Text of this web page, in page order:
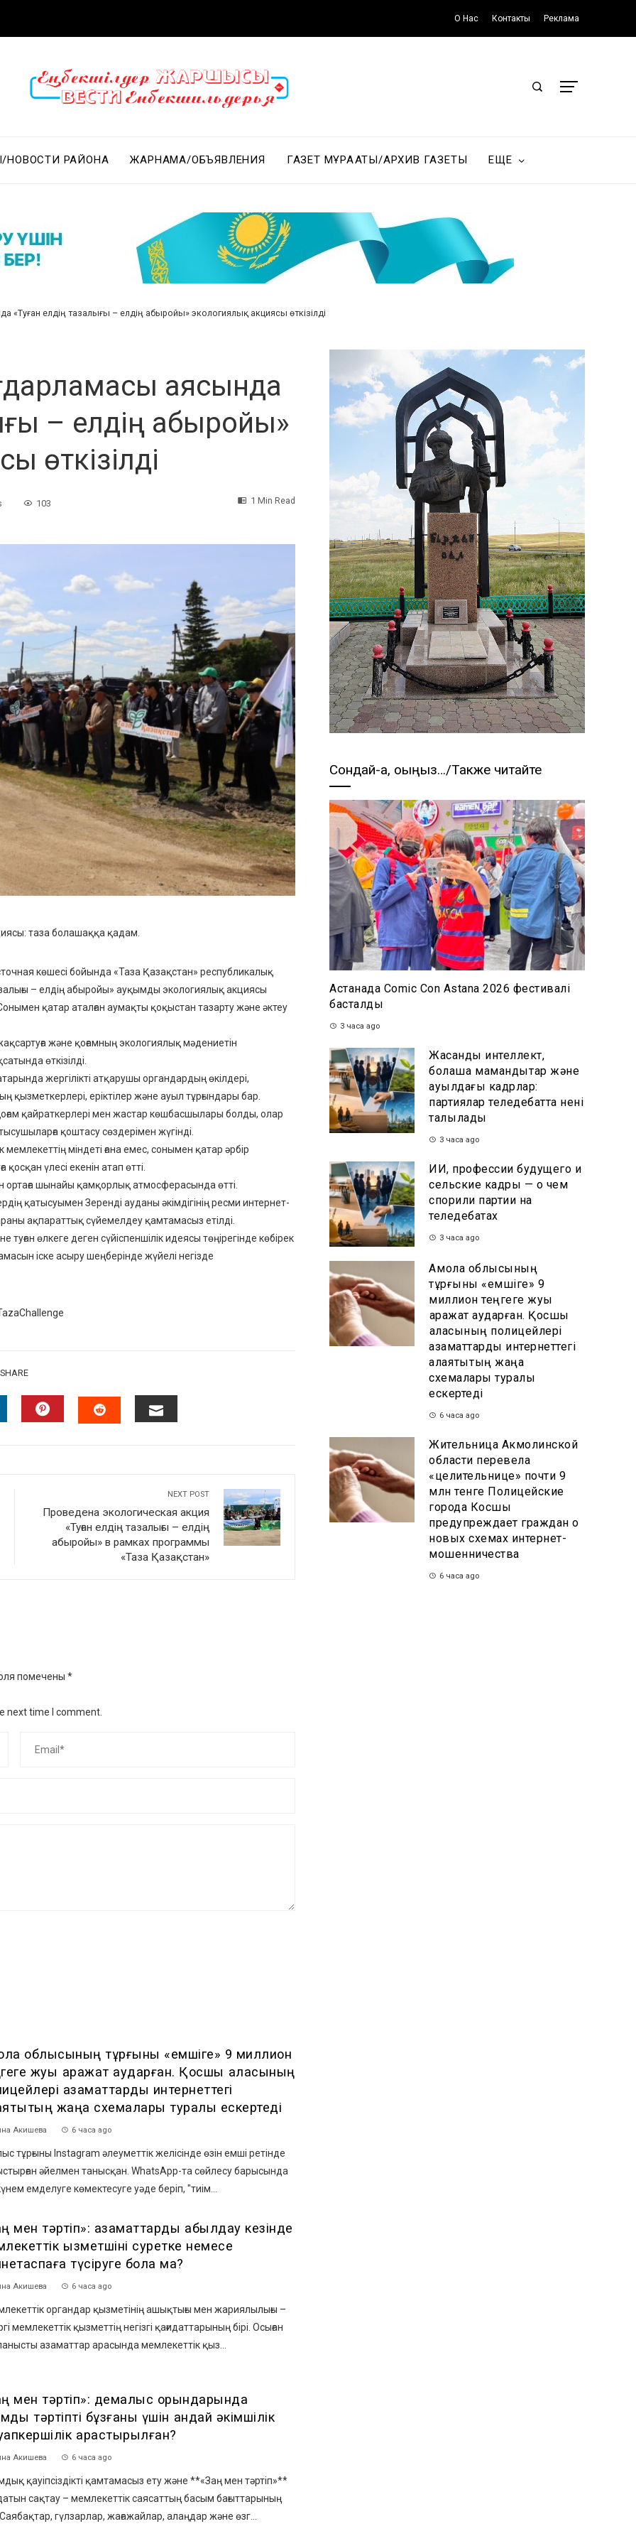
О Нас Контакты Реклама
РАЙОНА ЖАРНАМА/ОБЪЯВЛЕНИЯ ГАЗЕТ МҰРАҒАТЫ/АРХИВ ГАЗЕТЫ ЕЩЕ
«Туған елдің тазалығы – елдің абыройы» экологиялық акциясы өткізілді
аясында
– елдің абыройы»
өткізілді
103 1 Min Read
таза болашаққа қадам.
көшесі бойында «Таза Қазақстан» республикалық
– елдің абыройы» ауқымды экологиялық акциясы
қатар аталған аумақты қоқыстан тазарту және әктеу
және қоғамның экологиялық мәдениетін
өткізілді.
жергілікті атқарушы органдардың өкілдері,
еріктілер және ауыл тұрғындары бар.
қайраткерлері мен жастар көшбасшылары болды, олар
қоштасу сөздерімен жүгінді.
міндеті ғана емес, сонымен қатар әрбір
үлесі екенін атап өтті.
ортаға шынайы қамқорлық атмосферасында өтті.
қатысуымен Зеренді ауданы әкімдігінің ресми интернет-
ақпараттық сүйемелдеу қамтамасыз етілді.
өлкеге деген сүйіспеншілік идеясы төңірегінде көбірек
іске асыру шеңберінде жүйелі негізде
SHARE
NEXT POST
Проведена экологическая акция
«Туған елдің тазалығы – елдің
абыройы» в рамках программы
«Таза Қазақстан»
помечены *
next time I comment.
облысының тұрғыны «емшіге» 9 миллион
жуық қаражат аударған. Қосшы қаласының
азаматтарды интернеттегі
жаңа схемалары туралы ескертеді
Акишева 6 часа ago
тұрғыны Instagram әлеуметтік желісінде өзін емші ретінде
әйелмен танысқан. WhatsApp-та сөйлесу барысында
емделуге көмектесуге уәде беріп, "тиім...
мен тәртіп»: азаматтарды қабылдау кезінде
қызметшіні суретке немесе
түсіруге бола ма?
Акишева 6 часа ago
органдар қызметінің ашықтығы мен жариялылығы –
мемлекеттік қызметтің негізгі қағидаттарының бірі. Осыған
азаматтар арасында мемлекеттік қыз...
мен тәртіп»: демалыс орындарында
тәртіпті бұзғаны үшін қандай әкімшілік
қарастырылған?
Акишева 6 часа ago
қауіпсіздікті қамтамасыз ету және **«Заң мен тәртіп»**
сақтау – мемлекеттік саясаттың басым бағыттарының
Саябақтар, гүлзарлар, жағажайлар, алаңдар және өзг...
Сондай-ақ, оқыңыз…/Также читайте
Астанада Comic Con Astana 2026 фестивалі
басталды
3 часа ago
Жасанды интеллект,
болашақ мамандықтар және
ауылдағы кадрлар:
партиялар теледебатта нені
талқылады
3 часа ago
ИИ, профессии будущего и
сельские кадры — о чем
спорили партии на
теледебатах
3 часа ago
Ақмола облысының
тұрғыны «емшіге» 9
миллион теңгеге жуық
қаражат аударған. Қосшы
қаласының полицейлері
азаматтарды интернеттегі
алаяқтықтың жаңа
схемалары туралы
ескертеді
6 часа ago
Жительница Акмолинской
области перевела
«целительнице» почти 9
млн тенге Полицейские
города Косшы
предупреждает граждан о
новых схемах интернет-
мошенничества
6 часа ago